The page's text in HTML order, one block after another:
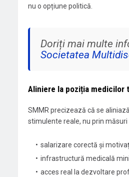
nu o opțiune politică.
Doriți mai multe
Societatea
Aliniere la poziția medicilor
SMMR precizează că se
stimulente reale, nu prin
salarizare corectă și
infrastructură medicală
acces real la dezvoltare